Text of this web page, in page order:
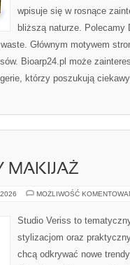
wpisuje się w rosnące
bliższą naturze. Polecamy
Głównym motywem
Bioarp24.pl może
którzy poszukują
MAKIJAŻ
MOŻLIWOŚĆ
Studio Veriss to
stylizacjom oraz
chcą odkrywać nowe